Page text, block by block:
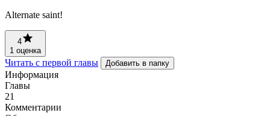
Alternate saint!
4
1 оценка
Читать с первой главы Добавить в папку
Информация
Главы
21
Комментарии